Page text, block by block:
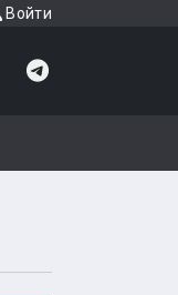
Войти